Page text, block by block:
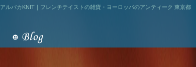
アルパカKNIT｜フレンチテイストの雑貨・ヨーロッパのアンティーク 東京都